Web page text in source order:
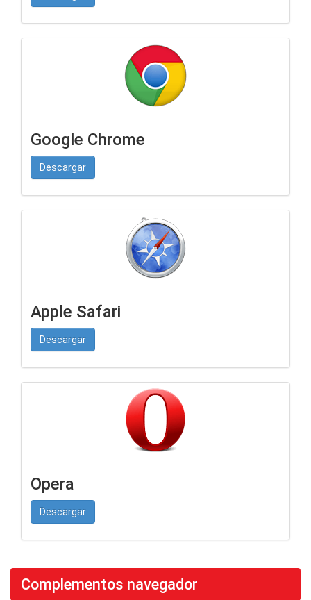
Google Chrome
Descargar
Apple Safari
Descargar
Opera
Descargar
Complementos navegador